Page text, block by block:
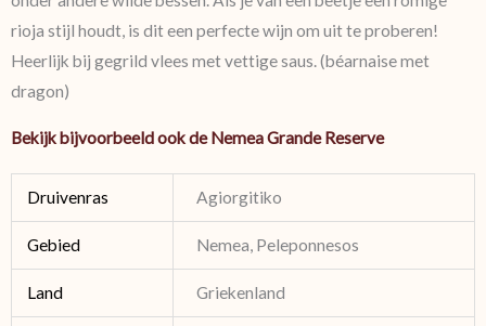
rioja stijl houdt, is dit een perfecte wijn om uit te proberen!
Heerlijk bij gegrild vlees met vettige saus. (béarnaise met
dragon)
Bekijk bijvoorbeeld ook de Nemea Grande Reserve
Druivenras Agiorgitiko
Gebied Nemea, Peleponnesos
Land Griekenland